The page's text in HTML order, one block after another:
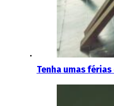
Tenha umas